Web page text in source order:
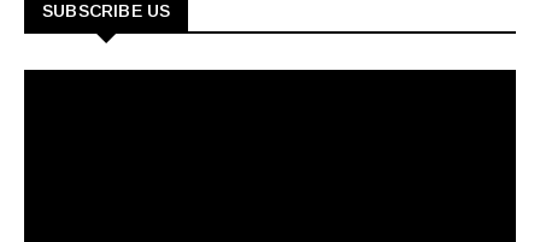
SUBSCRIBE US